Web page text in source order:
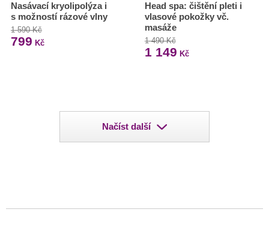
Nasávací kryolipolýza i
s možností rázové vlny
1 590 Kč
799 Kč
Head spa: čištění pleti i
vlasové pokožky vč.
masáže
1 490 Kč
1 149 Kč
Načíst další